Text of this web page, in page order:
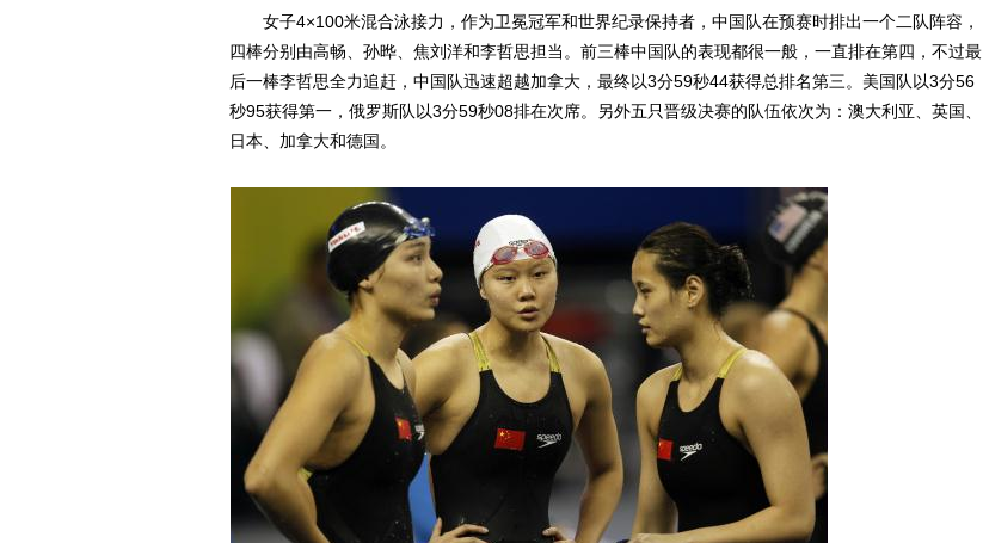
女子4×100米混合泳接力，作为卫冕冠军和世界纪录保持者，中国队在预赛时排出一个二队阵容，
四棒分别由高畅、孙晔、焦刘洋和李哲思担当。前三棒中国队的表现都很一般，一直排在第四，不过最
后一棒李哲思全力追赶，中国队迅速超越加拿大，最终以3分59秒44获得总排名第三。美国队以3分56
秒95获得第一，俄罗斯队以3分59秒08排在次席。另外五只晋级决赛的队伍依次为：澳大利亚、英国、
日本、加拿大和德国。